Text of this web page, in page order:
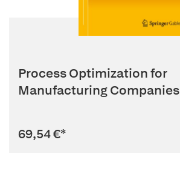
Process Optimization for
Manufacturing Companies
69,54 €*